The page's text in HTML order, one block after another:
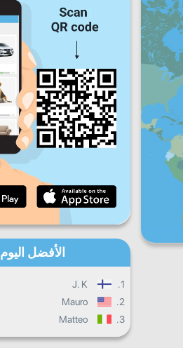
ث
ج س
تقدم يومي
تقدم شهري
التقدم الإجمالي
الأفضل اليوم
1.
J. K
2.
Mauro
3.
Matteo